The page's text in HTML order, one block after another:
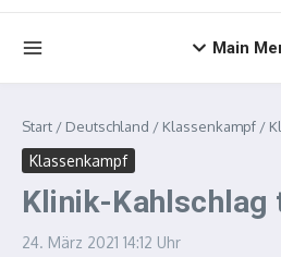
Main
Start / Deutschland / Klassenkampf /
Klassenkampf
Klinik-Kahlschlag
24. März 2021 14:12 Uhr